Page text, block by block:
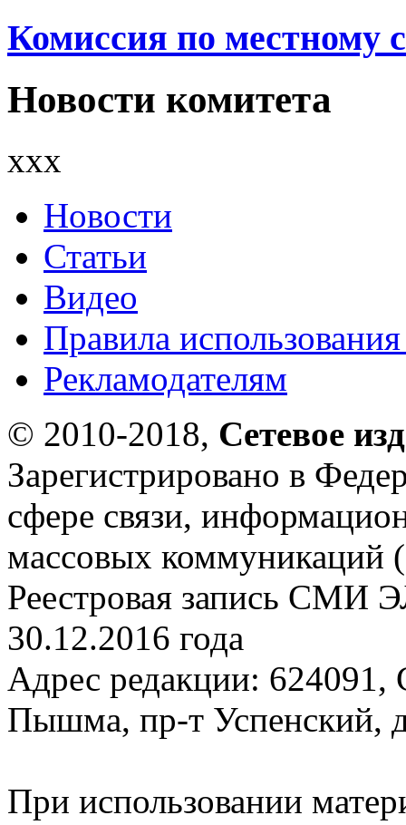
Комиссия по местному
Новости комитета
xxx
Новости
Статьи
Видео
Правила
Рекламодателям
© 2010-2018, Сетевое
Зарегистрировано в
сфере связи,
массовых коммуникаций
Реестровая запись СМИ
30.12.2016 года
Адрес редакции: 624091,
Пышма, пр-т Успенский,
При использовании